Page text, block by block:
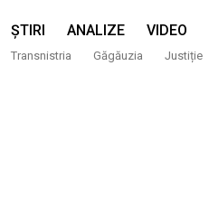
ȘTIRI ANALIZE VIDEO
Transnistria Găgăuzia Justiție